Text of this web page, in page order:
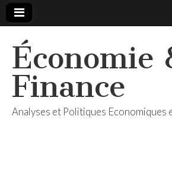
Économie
Finance
Analyses et Politiques Economiques